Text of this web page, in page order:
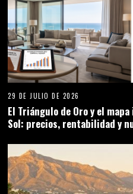
29 DE JULIO DE 2026
El Triángulo de Oro y el
Sol: precios, rentabilidad y